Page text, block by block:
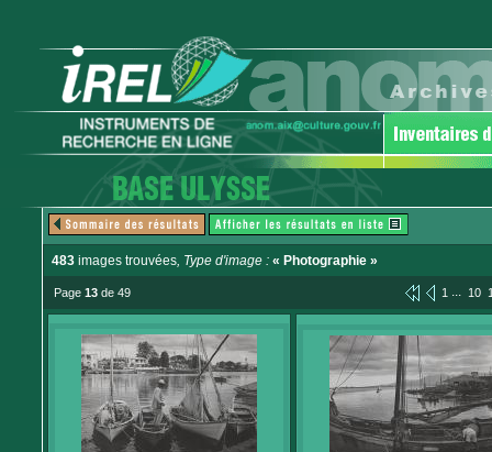
483 images trouvées, Type d'image : « Photographie »
Page 13 de 49 1 ... 10